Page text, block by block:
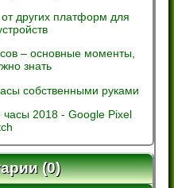
других платформ для
– основные моменты,
знать
собственными руками
2018 - Google Pixel
(0)